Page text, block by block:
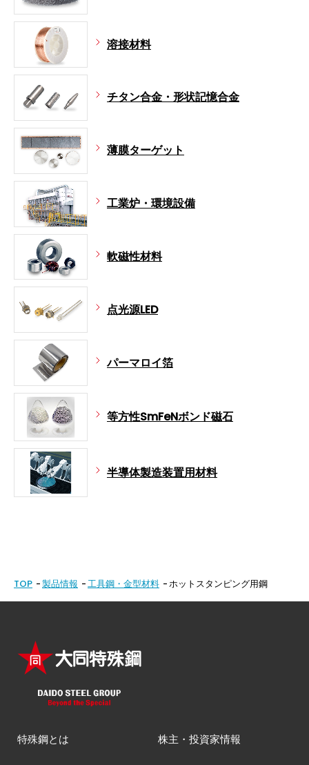
溶接材料
チタン合金・形状記憶合金
薄膜ターゲット
工業炉・環境設備
軟磁性材料
点光源LED
パーマロイ箔
等方性SmFeNボンド磁石
半導体製造装置用材料
TOP 製品情報 工具鋼・金型材料 ホットスタンピング用鋼
特殊鋼とは 株主・投資家情報